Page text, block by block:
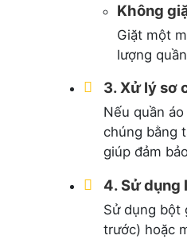
Không
Giặt một
lượng
3. Xử lý sơ
Nếu quần
chúng bằng
giúp đảm
4. Sử dụng
Sử dụng bột
trước) hoặc